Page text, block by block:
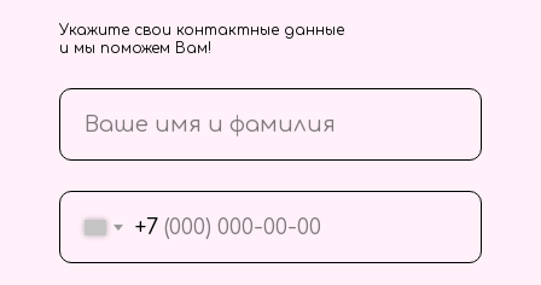
+7
Укажите свои контактные данные
и мы поможем Вам!